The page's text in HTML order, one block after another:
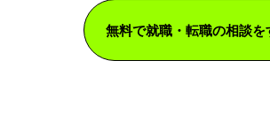
無料で就職・転職の相談を